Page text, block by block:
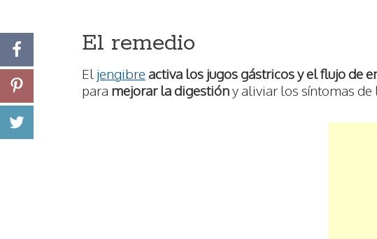
El remedio
El jengibre activa los jugos gástricos y el flujo de
para mejorar la digestióny aliviar los síntomas de